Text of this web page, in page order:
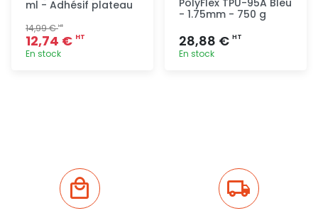
ml - Adhésif plateau
14,99 €HT
12,74 € HT
En stock
- 1.75mm - 750 g
28,88 € HT
En stock